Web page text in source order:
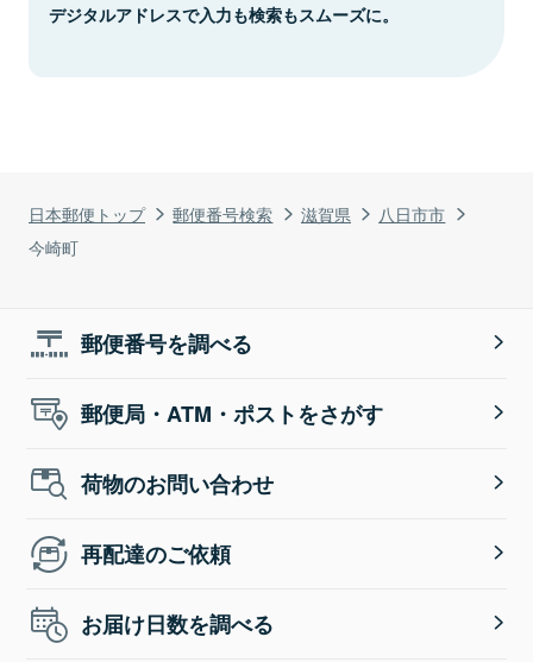
日本郵便トップ 郵便番号検索 滋賀県
八日市市
今崎町
デジタルアドレスで入力も検索もスムーズに。
郵便番号を調べる
郵便局・ATM・ポストをさがす
荷物のお問い合わせ
再配達のご依頼
お届け日数を調べる